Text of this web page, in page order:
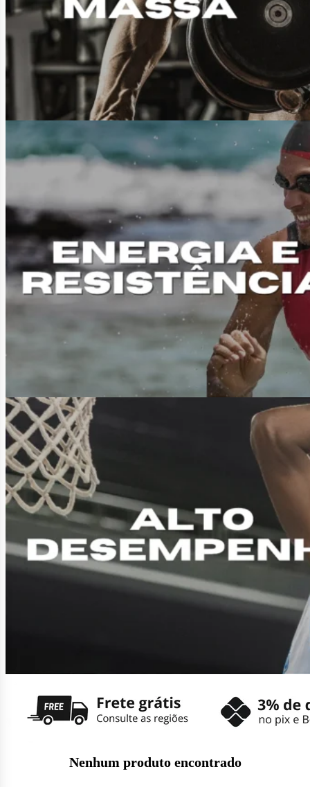
Nenhum produto encontrado